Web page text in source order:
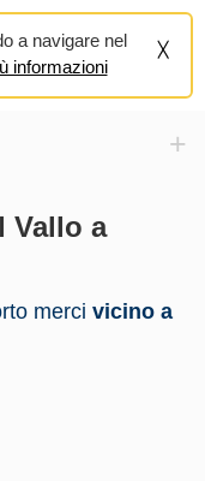
a navigare nel
informazioni
+
Vallo a
merci vicino a